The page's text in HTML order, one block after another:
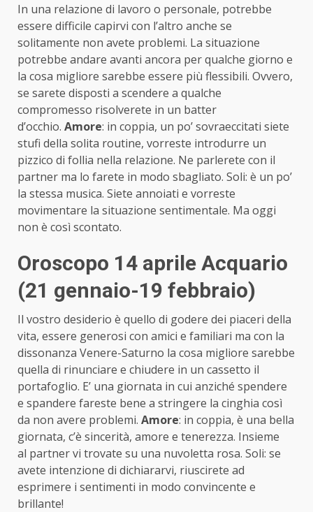
In una relazione di lavoro o personale, potrebbe
essere difficile capirvi con l’altro anche se
solitamente non avete problemi. La situazione
potrebbe andare avanti ancora per qualche giorno e
la cosa migliore sarebbe essere più flessibili. Ovvero,
se sarete disposti a scendere a qualche
compromesso risolverete in un batter
d’occhio. Amore: in coppia, un po’ sovraeccitati siete
stufi della solita routine, vorreste introdurre un
pizzico di follia nella relazione. Ne parlerete con il
partner ma lo farete in modo sbagliato. Soli: è un po’
la stessa musica. Siete annoiati e vorreste
movimentare la situazione sentimentale. Ma oggi
non è così scontato.
Oroscopo 14 aprile Acquario
(21 gennaio-19 febbraio)
Il vostro desiderio è quello di godere dei piaceri della
vita, essere generosi con amici e familiari ma con la
dissonanza Venere-Saturno la cosa migliore sarebbe
quella di rinunciare e chiudere in un cassetto il
portafoglio. E’ una giornata in cui anziché spendere
e spandere fareste bene a stringere la cinghia così
da non avere problemi. Amore: in coppia, è una bella
giornata, c’è sincerità, amore e tenerezza. Insieme
al partner vi trovate su una nuvoletta rosa. Soli: se
avete intenzione di dichiararvi, riuscirete ad
esprimere i sentimenti in modo convincente e
brillante!